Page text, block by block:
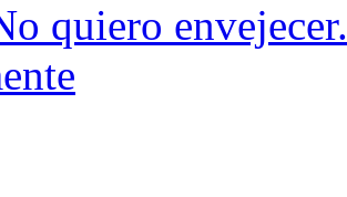
quiero